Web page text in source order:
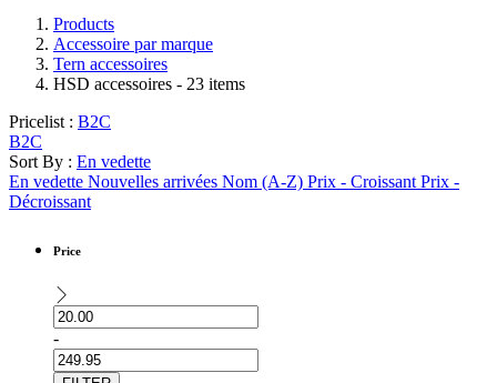
Products
Accessoire par marque
Tern accessoires
HSD accessoires - 23 items
Pricelist : B2C
B2C
Sort By : En vedette
En vedette Nouvelles arrivées Nom (A-Z) Prix - Croissant Prix -
Décroissant
Price
-